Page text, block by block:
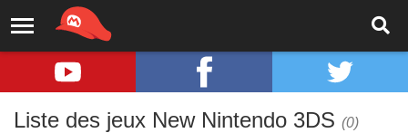
Liste des jeux New Nintendo 3DS (0)